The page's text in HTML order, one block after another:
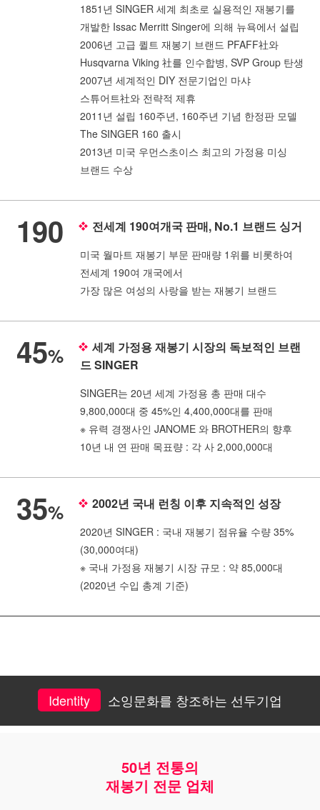
1851년 SINGER 세계 최초로 실용적인 재봉기를
개발한 Issac Merritt Singer에 의해 뉴욕에서 설립
2006년 고급 퀼트 재봉기 브랜드 PFAFF社와
Husqvarna Viking 社를 인수합병, SVP Group 탄생
2007년 세계적인 DIY 전문기업인 마샤
스튜어트社와 전략적 제휴
2011년 설립 160주년, 160주년 기념 한정판 모델
The SINGER 160 출시
2013년 미국 우먼스초이스 최고의 가정용 미싱
브랜드 수상
190 전세계 190여개국 판매, No.1 브랜드 싱거
미국 월마트 재봉기 부문 판매량 1위를 비롯하여
전세계 190여 개국에서
가장 많은 여성의 사랑을 받는 재봉기 브랜드
45%
세계 가정용 재봉기 시장의 독보적인 브랜
드 SINGER
SINGER는 20년 세계 가정용 총 판매 대수
9,800,000대 중 45%인 4,400,000대를 판매
※ 유력 경쟁사인 JANOME 와 BROTHER의 향후
10년 내 연 판매 목표량 : 각 사 2,000,000대
35% 2002년 국내 런칭 이후 지속적인 성장
2020년 SINGER : 국내 재봉기 점유율 수량 35%
(30,000여대)
※ 국내 가정용 재봉기 시장 규모 : 약 85,000대
(2020년 수입 총계 기준)
Identity 소잉문화를 창조하는 선두기업
50년 전통의
재봉기 전문 업체